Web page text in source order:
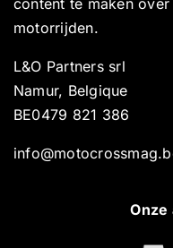
content te maken
motorrijden.
L&O Partners srl
Namur, Belgique
BE0479 821 386
Onze